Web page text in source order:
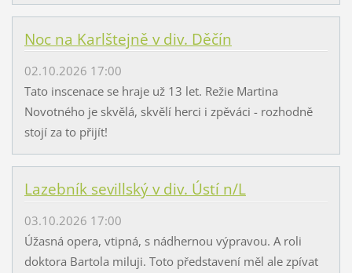
Noc na Karlštejně v div. Děčín
02.10.2026 17:00
Tato inscenace se hraje už 13 let. Režie Martina
Novotného je skvělá, skvělí herci i zpěváci - rozhodně
stojí za to přijít!
Lazebník sevillský v div. Ústí n/L
03.10.2026 17:00
Úžasná opera, vtipná, s nádhernou výpravou. A roli
doktora Bartola miluji. Toto představení měl ale zpívat